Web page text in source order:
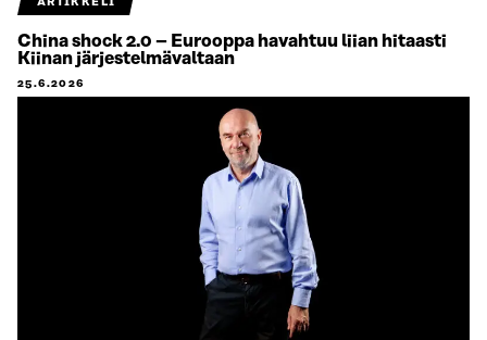
China shock 2.0 – Eurooppa havahtuu liian hitaasti
Kiinan järjestelmävaltaan
25.6.2026